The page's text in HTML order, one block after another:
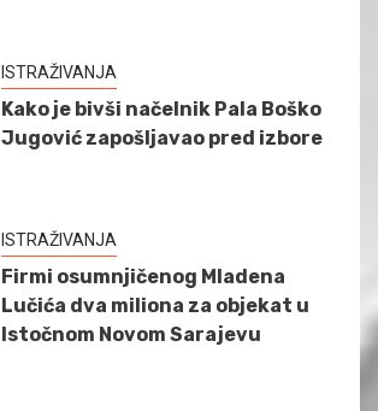
ISTRAŽIVANJA
Kako je bivši načelnik Pala Boško
Jugović zapošljavao pred izbore
ISTRAŽIVANJA
Firmi osumnjičenog Mladena
Lučića dva miliona za objekat u
Istočnom Novom Sarajevu